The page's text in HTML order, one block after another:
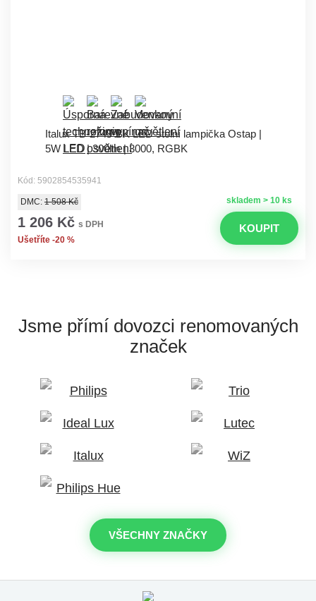
Italux TB-2749-BK LED stolní lampička Ostap |
5W LED | 300lm | 3000, RGBK
Kód: 5902854535941
skladem > 10 ks
DMC: 1 508 Kč
1 206 Kč s DPH
Ušetříte -20 %
KOUPIT
Jsme přímí dovozci renomovaných
značek
VŠECHNY ZNAČKY